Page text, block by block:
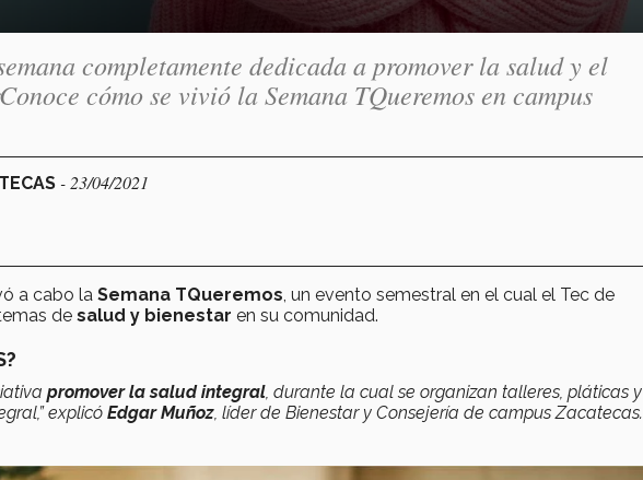
completamente dedicada a promover la salud y el
cómo se vivió la Semana TQueremos en campus
- 23/04/2021
a cabo la Semana TQueremos , un evento semestral en el cual el Tec de
de salud y bienestar en su comunidad.
promover la salud integral , durante la cual se organizan talleres, pláticas y
explicó Edgar Muñoz , líder de Bienestar y Consejería de campus Zacatecas.